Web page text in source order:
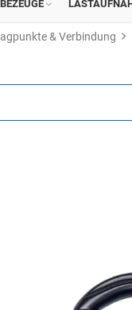
& Verbindung
Merkliste hinzufügen